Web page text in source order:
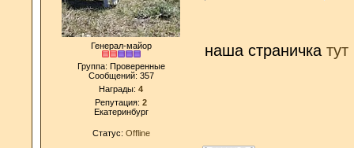
Генерал-майор
Группа: Проверенные
Сообщений: 357
Награды: 4
Репутация: 2
Екатеринбург
Статус: Offline
наша страничка тут